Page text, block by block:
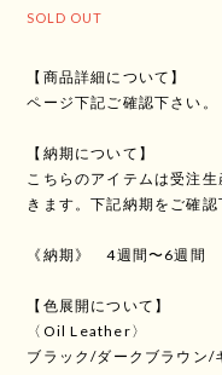
SOLD OUT
【商品詳細について】
ページ下記ご確認下さい。
【納期について】
こちらのアイテムは受注
きます。下記納期をご確認
《納期》 4週間〜6週間
【色展開について】
〈Oil Leather〉
ブラック/ダークブラウン/